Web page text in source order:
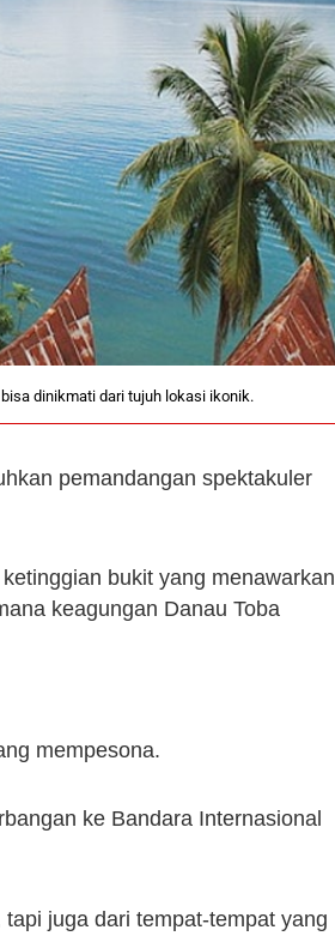
dinikmati dari tujuh lokasi ikonik.
pemandangan spektakuler
bukit yang menawarkan
keagungan Danau Toba
mempesona.
ke Bandara Internasional
juga dari tempat-tempat yang